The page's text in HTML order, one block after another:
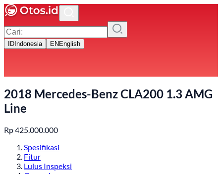
ID Indonesia EN English
2018 Mercedes-Benz CLA200 1.3 AMG
Line
Rp425.000.000
Spesifikasi
Fitur
Lulus Inspeksi